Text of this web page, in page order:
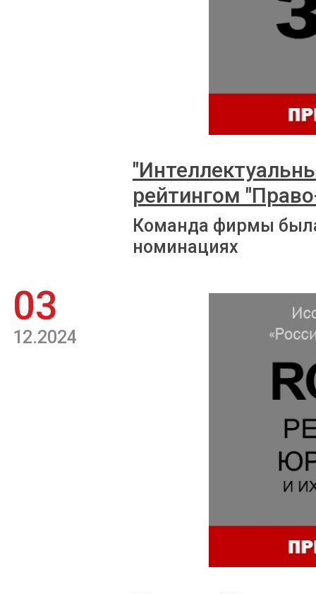
рейтингом
Команда фирмы
номинациях
03
12.2024